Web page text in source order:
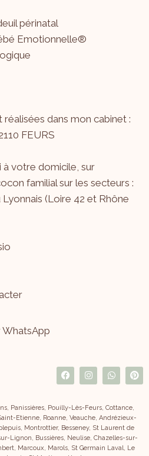
périnatal
Emotionnelle®
dans mon cabinet :
FEURS
à votre domicile, sur
familial sur les secteurs :
(Loire 42 et Rhône
Panissières, Pouilly-Lès-Feurs, Cottance,
Etienne, Roanne, Veauche, Andrézieux-
Montrottier, Besseney, St Laurent de
Lignon, Bussières, Neulise, Chazelles-sur-
Marcoux, Marols, St Germain Laval, Le